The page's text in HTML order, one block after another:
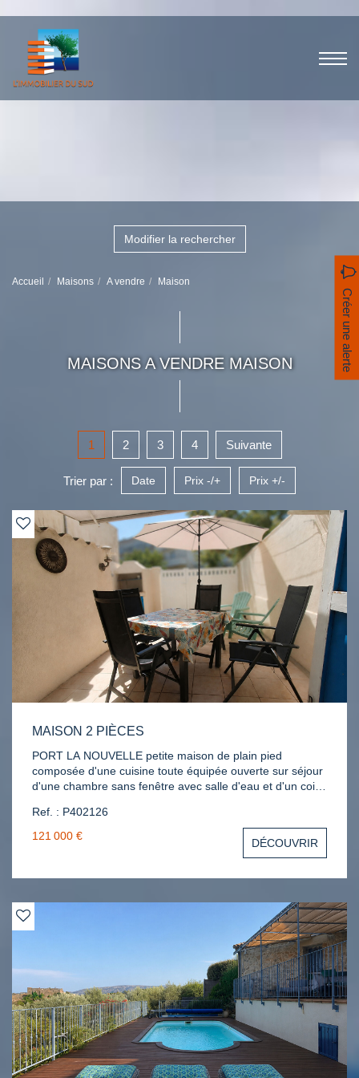
Modifier la rechercher
Accueil Maisons A vendre Maison
MAISONS A VENDRE MAISON Créer une alerte
1 2 3 4 Suivante
Trier par : Date Prix -/+ Prix +/-
MAISON 2 PIÈCES
PORT LA NOUVELLE petite maison de plain pied
composée d'une cuisine toute équipée ouverte sur séjour
d'une chambre sans fenêtre avec salle d'eau et d'un coin
Terrasse, Petit cabanon en dur. Clim réversible. DPE C.
Réf : P402126. Contact Katia 06.69.93.91.33
Ref. : P402126
121 000 €
DÉCOUVRIR